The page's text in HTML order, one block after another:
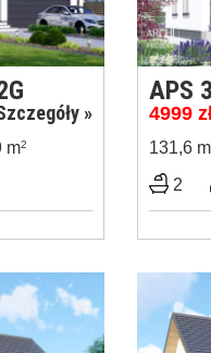
»
m2
APS
4999
131,6 m
2